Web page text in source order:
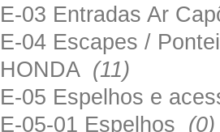
E-03 Entradas Ar
E-04 Escapes /
HONDA (11)
E-05 Espelhos e
E-05-01 Espelhos (0)